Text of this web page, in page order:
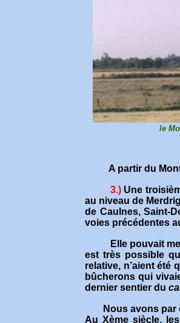
le
A partir du
3.)Une
au niveau de
de Caulnes, Saint-
voies précédentes
Elle pouvait
est très possible
relative, n’aient été
bûcherons qui
dernier sentier du
Nous avons par
Au Xème siècle,